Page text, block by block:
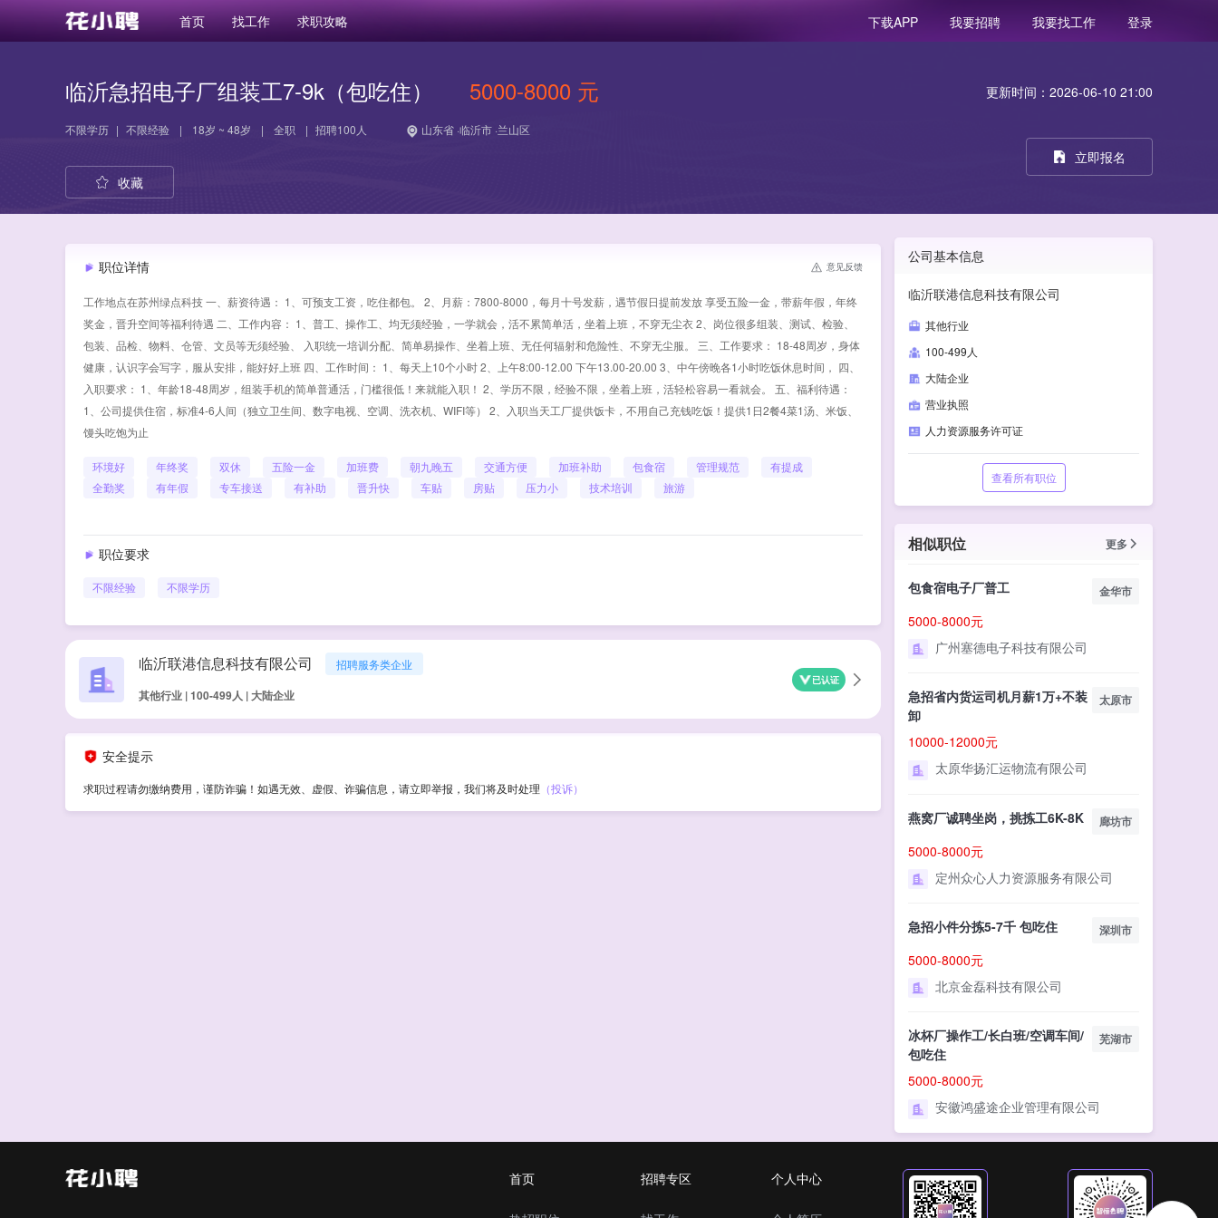
首页 找工作 求职攻略 下载APP 我要招聘 我要找工作 登录
临沂急招电子厂组装工7-9k（包吃住） 5000-8000 元
不限学历 | 不限经验 | 18岁 ~ 48岁 | 全职 | 招聘100人 山东省 ·临沂市 ·兰山区
收藏
职位详情 意见反馈
工作地点在苏州绿点科技 一、薪资待遇： 1、可预支工资，吃住都包。 2、月薪：7800-8000，每月十号发薪，遇节假日提前发放 享受五险一金，带薪年假，年终
奖金，晋升空间等福利待遇 二、工作内容： 1、普工、操作工、均无须经验，一学就会，活不累简单活，坐着上班，不穿无尘衣 2、岗位很多组装、测试、检验、
包装、品检、物料、仓管、文员等无须经验、 入职统一培训分配、简单易操作、坐着上班、无任何辐射和危险性、不穿无尘服。 三、工作要求： 18-48周岁，身体
健康，认识字会写字，服从安排，能好好上班 四、工作时间： 1、每天上10个小时 2、上午8:00-12.00 下午13.00-20.00 3、中午傍晚各1小时吃饭休息时间， 四、
入职要求： 1、年龄18-48周岁，组装手机的简单普通活，门槛很低！来就能入职！ 2、学历不限，经验不限，坐着上班，活轻松容易一看就会。 五、福利待遇：
1、公司提供住宿，标准4-6人间（独立卫生间、数字电视、空调、洗衣机、WIFI等） 2、入职当天工厂提供饭卡，不用自己充钱吃饭！提供1日2餐4菜1汤、米饭、
馒头吃饱为止
环境好 年终奖 双休 五险一金 加班费 朝九晚五 交通方便 加班补助 包食宿 管理规范
有提成
全勤奖
有年假 专车接送 有补助 晋升快 车贴 房贴 压力小 技术培训 旅游
职位要求
不限经验 不限学历
临沂联港信息科技有限公司 招聘服务类企业
其他行业 | 100-499人 | 大陆企业
已认证
安全提示
求职过程请勿缴纳费用，谨防诈骗！如遇无效、虚假、诈骗信息，请立即举报，我们将及时处理 （投诉）
更新时间：2026-06-10 21:00
立即报名
公司基本信息
临沂联港信息科技有限公司
其他行业
100-499人
大陆企业
营业执照
人力资源服务许可证
查看所有职位
相似职位 更多
包食宿电子厂普工 金华市
5000-8000元
广州塞德电子科技有限公司
急招省内货运司机月薪1万+不装
卸
太原市
10000-12000元
太原华扬汇运物流有限公司
燕窝厂诚聘坐岗，挑拣工6K-8K 廊坊市
5000-8000元
定州众心人力资源服务有限公司
急招小件分拣5-7千 包吃住 深圳市
5000-8000元
北京金磊科技有限公司
冰杯厂操作工/长白班/空调车间/
包吃住
芜湖市
5000-8000元
安徽鸿盛途企业管理有限公司
首页 招聘专区 个人中心